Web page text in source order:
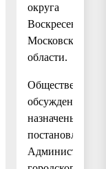
округа
Воскресенск
Московской
области.
Общественные
обсуждения
назначены
постановлением
Администрации